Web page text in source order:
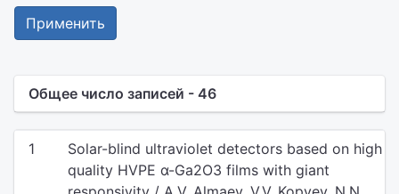
Применить
Общее число записей - 46
1
Solar-blind ultraviolet detectors based on high
quality HVPE α-Ga2O3 films with giant